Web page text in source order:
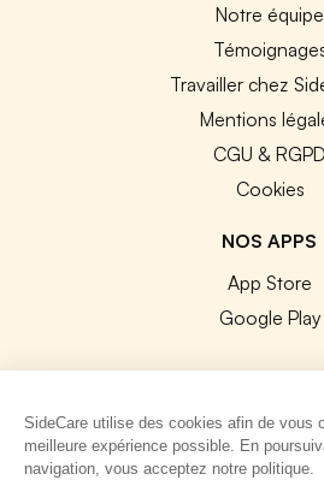
Notre équipe
Travailler chez
Mentions
CGU & RGPD
Cookies
NOS APPS
App Store
Google Play
© 2026 SideCare. Tous
SideCare utilise des cookies afin de vous
meilleure expérience possible. En
navigation, vous acceptez notre politique.